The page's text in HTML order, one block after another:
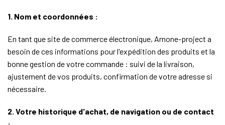
1. Nom et coordonnées :
En tant que site de commerce électronique, Arnone-project a
besoin de ces informations pour l'expédition des produits et la
bonne gestion de votre commande : suivi de la livraison,
ajustement de vos produits, confirmation de votre adresse si
nécessaire.
2. Votre historique d'achat, de navigation ou de contact